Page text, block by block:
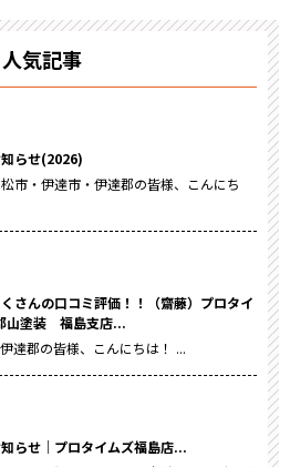
人気記事
らせ(2026)
市・伊達市・伊達郡の皆様、こんにち
くさんの口コミ評価！！（齋藤）プロタイ
山塗装 福島支店...
達郡の皆様、こんにちは！ ...
らせ｜プロタイムズ福島店...